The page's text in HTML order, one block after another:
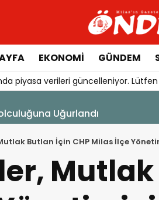
EKONOMİ GÜNDEM
piyasa verileri güncelleniyor.
Başladı
Butlan İçin CHP Milas İlçe